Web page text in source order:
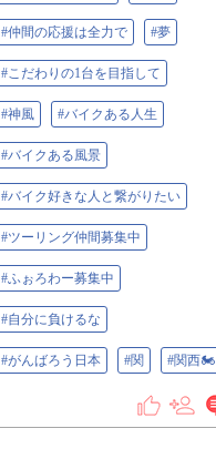
#仲間の応援は全力で #夢
#こだわりの1台を目指して
#神風 #バイクある人生
#バイクある風景
#バイク好きな人と繋がりたい
#ツーリング仲間募集中
#ふぉろわー募集中
#自分に負けるな
#がんばろう日本 #関 #関西🏍️